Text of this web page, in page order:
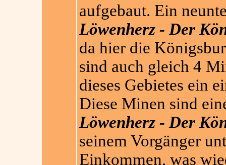
aufgebaut. Ein
Löwenherz - Der
da hier die
sind auch gleich 4
dieses Gebietes ein
Diese Minen sind
Löwenherz - Der
seinem Vorgänger
Einkommen, was